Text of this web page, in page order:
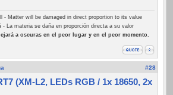
- Matter will be damaged in direct proportion to its value
- La materia se daña en proporción directa a su valor
a oscuras en el peor lugar y en el peor momento.
#28
(XM-L2, LEDs RGB / 1x 18650, 2x